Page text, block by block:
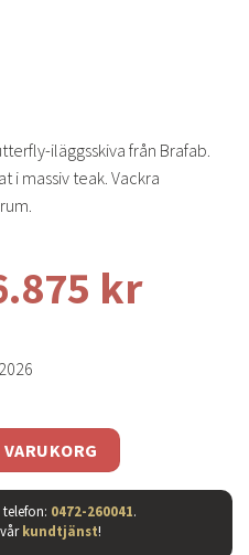
iläggsskiva från Brafab.
i massiv teak. Vackra
kr
mängd
0472-260041.
kundtjänst!